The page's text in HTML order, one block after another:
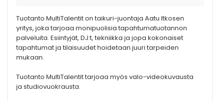
Tuotanto MultiTalentit on taikuri-juontaja Aatu Itkosen
yritys, joka tarjoaa monipuolisia tapahtumatuotannon
palveluita. Esiintyjät, DJ:t, tekniikka ja jopa kokonaiset
tapahtumat ja tilaisuudet hoidetaan juuri tarpeiden
mukaan.
Tuotanto MultiTalentit tarjoaa myös valo-videokuvausta
ja studiovuokrausta.